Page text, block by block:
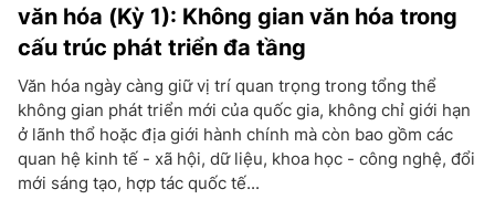
văn hóa (Kỳ 1): Không gian văn hóa trong
cấu trúc phát triển đa tầng
Văn hóa ngày càng giữ vị trí quan trọng trong tổng thể
không gian phát triển mới của quốc gia, không chỉ giới hạn
ở lãnh thổ hoặc địa giới hành chính mà còn bao gồm các
quan hệ kinh tế - xã hội, dữ liệu, khoa học - công nghệ, đổi
mới sáng tạo, hợp tác quốc tế...